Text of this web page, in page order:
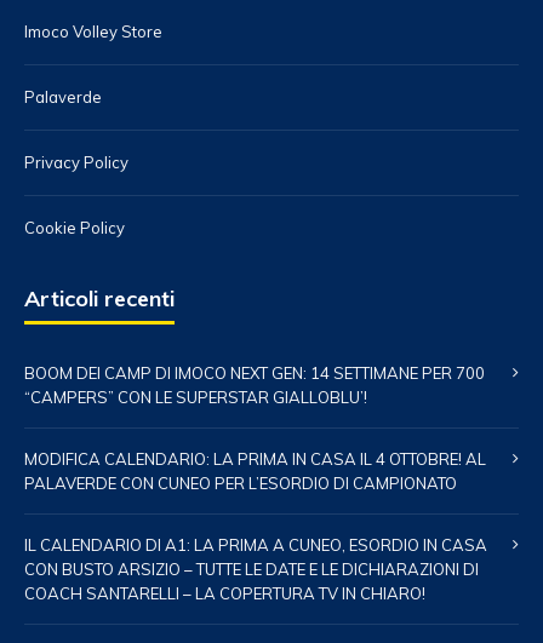
Imoco Volley Store
Palaverde
Privacy Policy
Cookie Policy
Articoli recenti
BOOM DEI CAMP DI IMOCO NEXT GEN: 14 SETTIMANE PER 700
“CAMPERS” CON LE SUPERSTAR GIALLOBLU’!
MODIFICA CALENDARIO: LA PRIMA IN CASA IL 4 OTTOBRE! AL
PALAVERDE CON CUNEO PER L’ESORDIO DI CAMPIONATO
IL CALENDARIO DI A1: LA PRIMA A CUNEO, ESORDIO IN CASA
CON BUSTO ARSIZIO – TUTTE LE DATE E LE DICHIARAZIONI DI
COACH SANTARELLI – LA COPERTURA TV IN CHIARO!